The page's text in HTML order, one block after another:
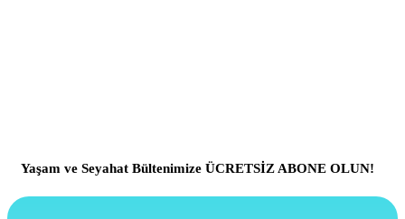
Yaşam ve Seyahat Bültenimize ÜCRETSİZ ABONE OLUN!